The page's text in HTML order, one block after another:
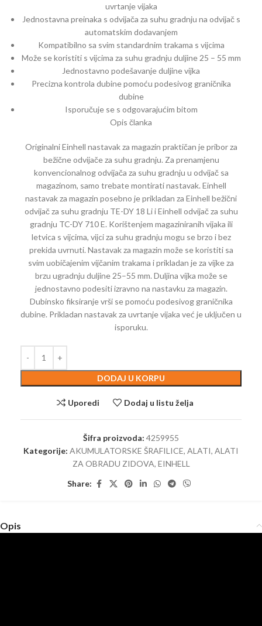
uvrtanje vijaka
Jednostavna preinaka s odvijača za suhu gradnju na odvijač s
automatskim dodavanjem
Kompatibilno sa svim standardnim trakama s vijcima
Može se koristiti s vijcima za suhu gradnju duljine 25 – 55 mm
Jednostavno podešavanje duljine vijka
Precizna kontrola dubine pomoću podesivog graničnika
dubine
Isporučuje se s odgovarajućim bitom
Opis članka
Originalni Einhell nastavak za magazin praktičan je pribor za
bežične odvijače za suhu gradnju. Za prenamjenu
konvencionalnog odvijača za suhu gradnju u odvijač sa
magazinom, samo trebate montirati nastavak. Einhell
nastavak za magazin posebno je prikladan za Einhell bežični
odvijač za suhu gradnju TE-DY 18 Li i Einhell odvijač za suhu
gradnju TC-DY 710 E. Korištenjem magaziniranih vijaka ili
letvica s vijcima, vijci za suhu gradnju mogu se brzo i bez
prekida uvrnuti. Nastavak za magazin može se koristiti sa
svim uobičajenim vijčanim trakama i prikladan je za vijke za
brzu ugradnju duljine 25–55 mm. Duljina vijka može se
jednostavno podesiti izravno na nastavku za magazin.
Dubinsko fiksiranje vrši se pomoću podesivog graničnika
dubine. Prikladan nastavak za uvrtanje vijaka već je uključen u
isporuku.
DODAJ U KORPU
Uporedi Dodaj u listu želja
Šifra proizvoda: 4259955
Kategorije: AKUMULATORSKE ŠRAFILICE, ALATI, ALATI
ZA OBRADU ZIDOVA, EINHELL
Share:
Opis